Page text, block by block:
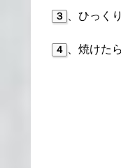
３ 、ひっく
４ 、焼けた